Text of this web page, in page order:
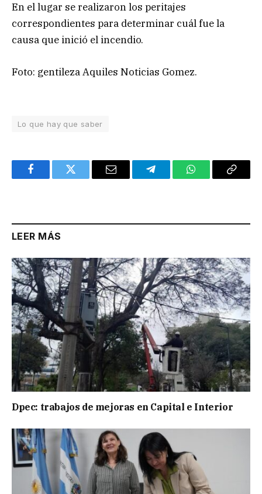
En el lugar se realizaron los peritajes
correspondientes para determinar cuál fue la
causa que inició el incendio.
Foto: gentileza Aquiles Noticias Gomez.
Lo que hay que saber
FacebookTwitter Email TelegramWhatsAppCopy
LEER MÁS
Dpec: trabajos de mejoras en Capital e Interior